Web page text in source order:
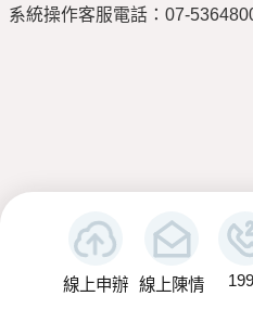
線上申辦 線上陳情
系統操作客服電話：07-